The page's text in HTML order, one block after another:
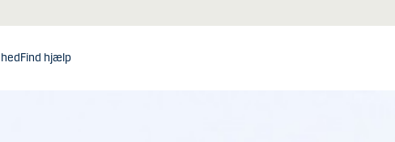
Find hjælp